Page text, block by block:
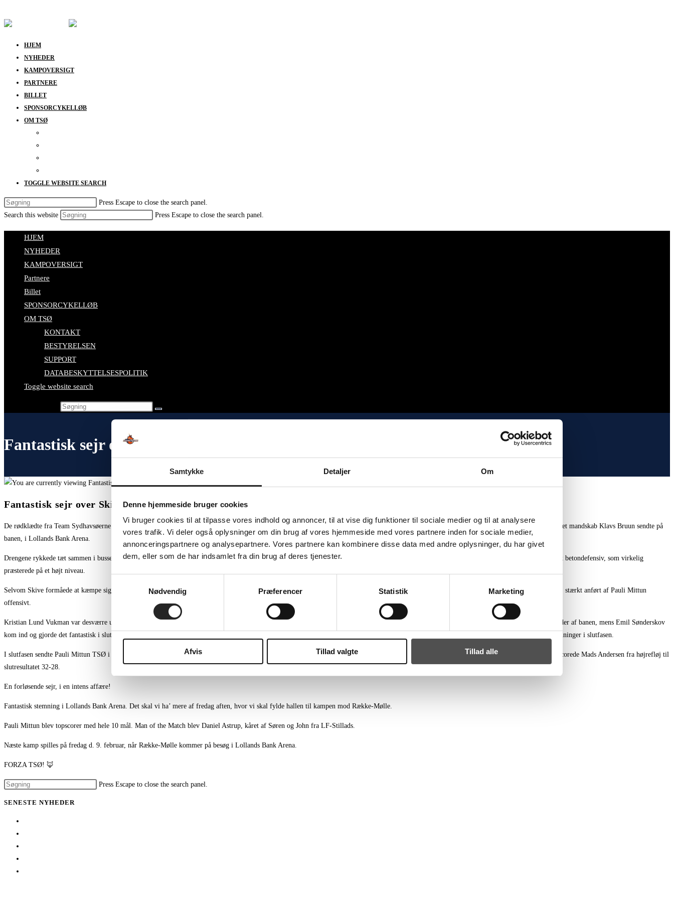
Samtykke Detaljer Om
Denne hjemmeside bruger cookies
Vi bruger cookies til at tilpasse vores indhold og annoncer, til at vise dig funktioner til sociale medier og til at analysere
vores trafik. Vi deler også oplysninger om din brug af vores hjemmeside med vores partnere inden for sociale medier,
annonceringspartnere og analysepartnere. Vores partnere kan kombinere disse data med andre oplysninger, du har givet
dem, eller som de har indsamlet fra din brug af deres tjenester.
Nødvendig
Præferencer Statistik Marketing
Afvis Tillad valgte Tillad alle
HJEM
NYHEDER
KAMPOVERSIGT
PARTNERE
BILLET
SPONSORCYKELLØB
OM TSØ
TOGGLE WEBSITE SEARCH
Press Escape to close the search panel.
Search this website
Press Escape to close the search panel.
HJEM
NYHEDER
KAMPOVERSIGT
Partnere
Billet
SPONSORCYKELLØB
OM TSØ
KONTAKT
BESTYRELSEN
SUPPORT
DATABESKYTTELSESPOLITIK
Toggle website search
Fantastisk sejr over Skive
Fantastisk sejr over Skive
De rødklædte fra Team Sydhavsøerne kom buldrende fra start, anført af en stærk defensiv, hvor man hurtig kom foran ved stillingen 5-1. Ligesom tilfældet var i Odder, så var det et yderst decimeret mandskab Klavs Bruun sendte på
banen, i Lollands Bank Arena.
Drengene rykkede tæt sammen i bussen, og leverede en fremragende præstation anført af én storspillende Pauli Mittun, som diskede op med hele 10 kasser. Daniel Astrup var frontfiguren i en stærk betondefensiv, som virkelig
præsterede på et højt niveau.
Selvom Skive formåede at kæmpe sig tilbage i kampen, og på trods af flere føringer til det jyske mandskab i 2. halvleg, så holdte de rødklædte fra TSØ hovederne kolde, og fik kæmpet sig tilbage, stærkt anført af Pauli Mittun
offensivt.
Kristian Lund Vukman var desværre ukampdygtig, hvilket gjorde de to U19-spillere Mads Andersen og Emil Sønderskov blev sendt i ilden. Førstnævnte med en fremragende præstation i begge ender af banen, mens Emil Sønderskov
kom ind og gjorde det fantastisk i slutfasen med en vigtig scoring, og et par fremragende præstationer defensivt. Sebastian Minor kom ligeledes ind i 2. halvleg og diskede op med et par vigtige redninger i slutfasen.
I slutfasen sendte Pauli Mittun TSØ i front med 4 minutter igen, med endnu fantastisk scoring til stillingen 28-26. Frederik Elmkjær kunne cementere sejren med sin scoring til 31-28, og til sidst scorede Mads Andersen fra højrefløj til
slutresultatet 32-28.
En forløsende sejr, i en intens affære!
Fantastisk stemning i Lollands Bank Arena. Det skal vi ha’ mere af fredag aften, hvor vi skal fylde hallen til kampen mod Række-Mølle.
Pauli Mittun blev topscorer med hele 10 mål. Man of the Match blev Daniel Astrup, kåret af Søren og John fra LF-Stillads.
Næste kamp spilles på fredag d. 9. februar, når Række-Mølle kommer på besøg i Lollands Bank Arena.
FORZA TSØ! 🦊
Press Escape to close the search panel.
SENESTE NYHEDER